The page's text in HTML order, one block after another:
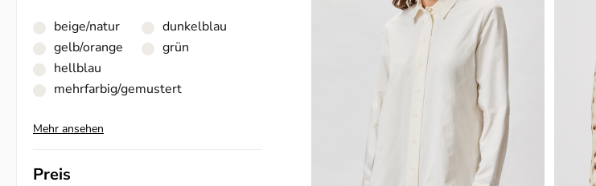
beige/natur
dunkelblau
gelb/orange
grün
hellblau
mehrfarbig/gemustert
Mehr ansehen
Preis